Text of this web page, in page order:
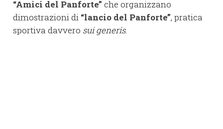
“Amici del Panforte” che organizzano
dimostrazioni di “lancio del Panforte”, pratica
sportiva davvero sui generis.